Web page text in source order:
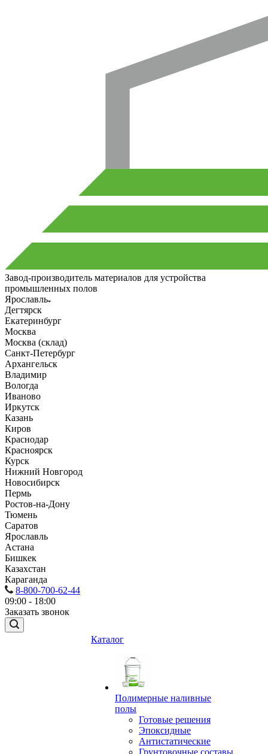
Завод-производитель материалов для устройства
промышленных полов
Ярославль
Дегтярск
Екатеринбург
Москва
Москва (склад)
Санкт-Петербург
Архангельск
Владимир
Вологда
Иваново
Иркутск
Казань
Киров
Краснодар
Красноярск
Курск
Нижний Новгород
Новосибирск
Пермь
Ростов-на-Дону
Тюмень
Саратов
Ярославль
Астана
Бишкек
Казахстан
Караганда
8-800-700-62-44
09:00 - 18:00
Заказать звонок
Каталог
Полимерные наливные
полы
Готовые решения
Эпоксидные
Антистатические
Грунтовочные составы